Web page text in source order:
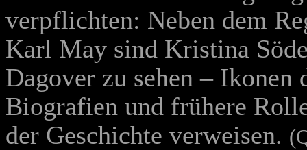
verpflichten: Neben dem
Karl May sind Kristina
Dagover zu sehen – Ikonen
Biografien und frühere
der Geschichte verweisen.